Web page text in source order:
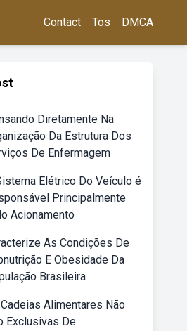
Contact Tos DMCA
Diretamente Na
Da Estrutura Dos
De Enfermagem
Elétrico Do Veículo é
Principalmente
Acionamento
As Condições De
E Obesidade Da
Brasileira
Alimentares Não
Exclusivas De